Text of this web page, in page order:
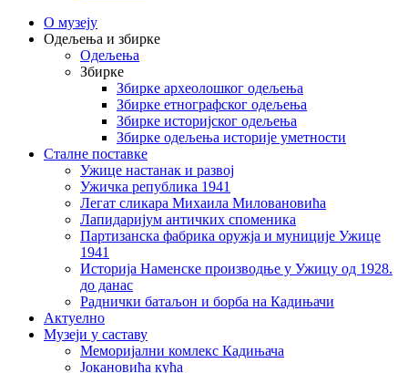
О музеју
Одељења и збирке
Одељења
Збирке
Збирке археолошког одељења
Збирке етнографског одељења
Збирке историјског одељења
Збирке одељења историје уметности
Сталне поставке
Ужице настанак и развој
Ужичка република 1941
Легат сликара Михаила Миловановића
Лапидаријум античких споменика
Партизанска фабрика оружја и муниције Ужице
1941
Историја Наменске производње у Ужицу од 1928.
до данас
Раднички батаљон и борба на Кадињачи
Актуелно
Музеји у саставу
Меморијални комлекс Кадињача
Јокановића кућа